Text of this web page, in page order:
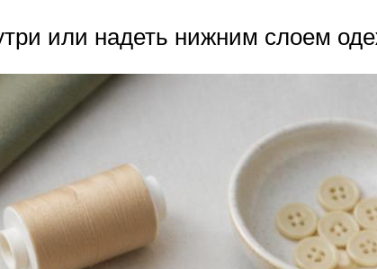
или надеть нижним слоем